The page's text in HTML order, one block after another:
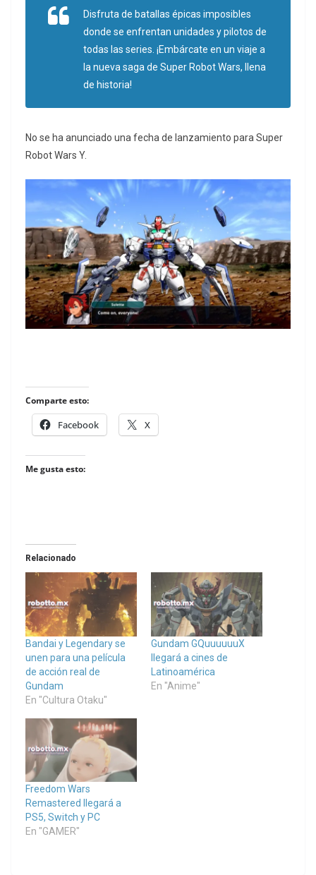
Disfruta de batallas épicas imposibles
donde se enfrentan unidades y pilotos de
todas las series. ¡Embárcate en un viaje a
la nueva saga de Super Robot Wars, llena
de historia!
No se ha anunciado una fecha de lanzamiento para Super
Robot Wars Y.
Comparte esto:
Facebook X
Me gusta esto:
Relacionado
Bandai y Legendary se
unen para una película
de acción real de
Gundam
En "Cultura Otaku"
Gundam GQuuuuuuX
llegará a cines de
Latinoamérica
En "Anime"
Freedom Wars
Remastered llegará a
PS5, Switch y PC
En "GAMER"